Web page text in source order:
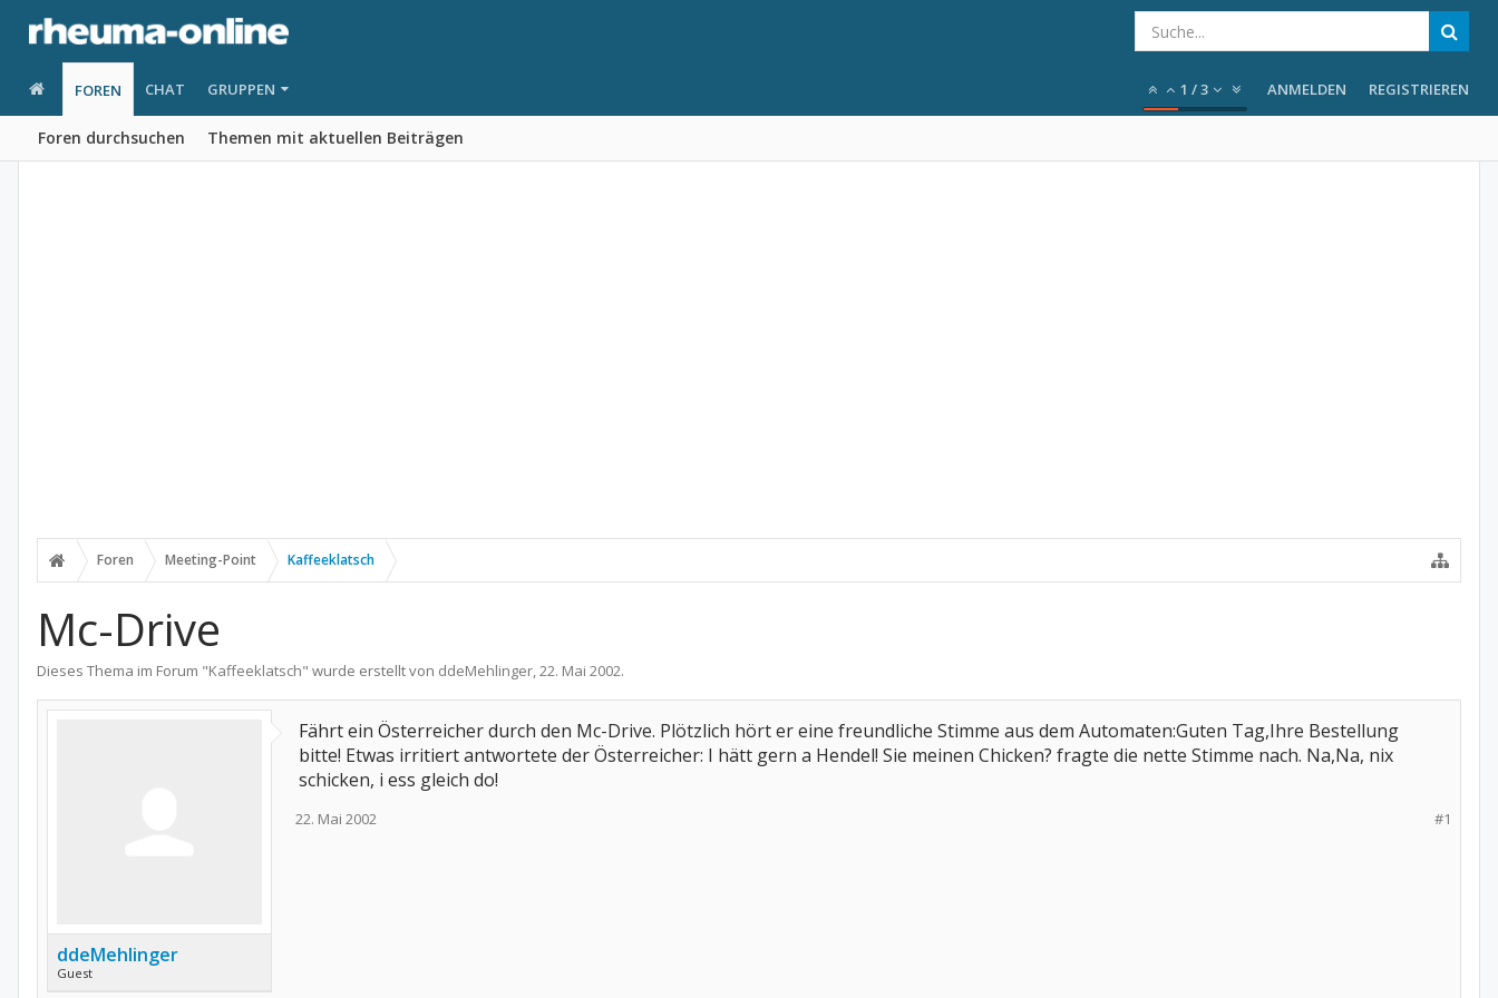
FOREN
Foren durchsuchen Themen mit aktuellen Beiträgen
CHAT GRUPPEN 1 /3 ANMELDEN REGISTRIEREN
Foren Meeting-Point Kaffeeklatsch
Mc-Drive
Dieses Thema im Forum "Kaffeeklatsch" wurde erstellt von ddeMehlinger,22. Mai 2002.
ddeMehlinger
Guest
Fährt ein Österreicher durch den Mc-Drive. Plötzlich hört er eine freundliche Stimme aus dem Automaten:Guten Tag,Ihre Bestellung
bitte! Etwas irritiert antwortete der Österreicher: I hätt gern a Hendel! Sie meinen Chicken? fragte die nette Stimme nach. Na,Na, nix
schicken, i ess gleich do!
#1
22. Mai 2002